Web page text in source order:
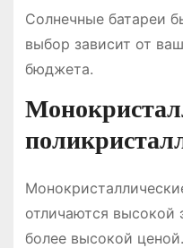
Солнечные батареи
выбор зависит от
бюджета.
отличаются высокой
более высокой